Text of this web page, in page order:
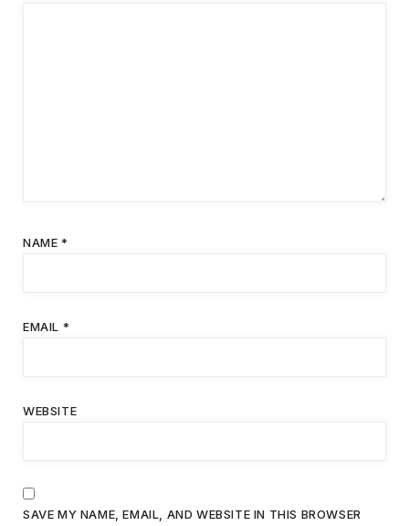
NAME *
EMAIL *
WEBSITE
SAVE MY NAME, EMAIL, AND WEBSITE IN THIS BROWSER